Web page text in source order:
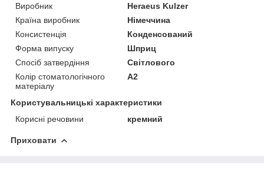
Виробник
Heraeus Kulzer
Країна виробник
Німеччина
Консистенція
Конденсований
Форма випуску
Шприц
Спосіб затвердіння
Світлового
Колір стоматологічного
матеріалу
A2
Користувальницькі характеристики
Корисні речовини
кремний
Приховати